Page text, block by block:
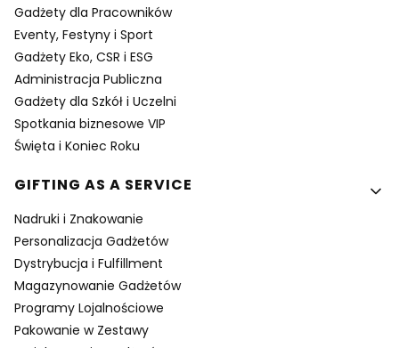
Gadżety dla Pracowników
Eventy, Festyny i Sport
Gadżety Eko, CSR i ESG
Administracja Publiczna
Gadżety dla Szkół i Uczelni
Spotkania biznesowe VIP
Święta i Koniec Roku
GIFTING AS A SERVICE
Nadruki i Znakowanie
Personalizacja Gadżetów
Dystrybucja i Fulfillment
Magazynowanie Gadżetów
Programy Lojalnościowe
Pakowanie w Zestawy